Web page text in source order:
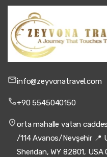
info@zeyvonatravel.com
+90 5545040150
orta mahalle vatan
/114 Avanos/Nevşehir 📍
Sheridan, WY 82801,